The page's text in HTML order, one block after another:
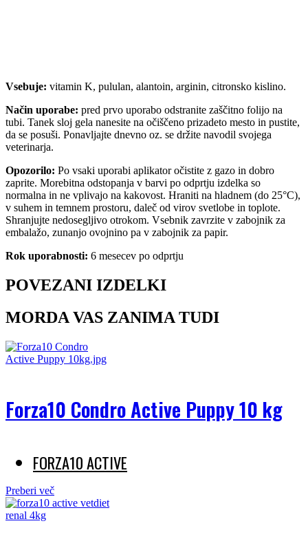
Vsebuje: vitamin K, pululan, alantoin, arginin, citronsko kislino.
Način uporabe: pred prvo uporabo odstranite zaščitno folijo na
tubi. Tanek sloj gela nanesite na očiščeno prizadeto mesto in pustite,
da se posuši. Ponavljajte dnevno oz. se držite navodil svojega
veterinarja.
Opozorilo: Po vsaki uporabi aplikator očistite z gazo in dobro
zaprite. Morebitna odstopanja v barvi po odprtju izdelka so
normalna in ne vplivajo na kakovost. Hraniti na hladnem (do 25°C),
v suhem in temnem prostoru, daleč od virov svetlobe in toplote.
Shranjujte nedosegljivo otrokom. Vsebnik zavrzite v zabojnik za
embalažo, zunanjo ovojnino pa v zabojnik za papir.
Rok uporabnosti: 6 mesecev po odprtju
POVEZANI IZDELKI
MORDA VAS ZANIMA TUDI
Forza10 Condro Active Puppy 10 kg
FORZA10 ACTIVE
Preberi več